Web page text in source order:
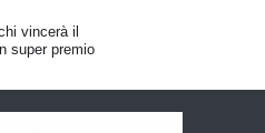
vincerà il
super premio